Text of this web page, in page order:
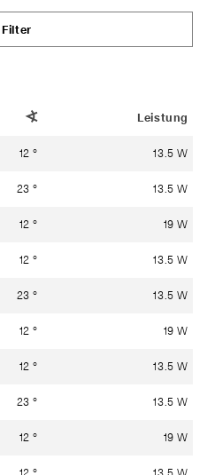
Filter
Ausstrahlwinkel Leistung
9016
12 ° 13.5 W
9016
23 ° 13.5 W
9016
12 ° 19 W
9011
12 ° 13.5 W
9011
23 ° 13.5 W
9011
12 ° 19 W
9016
12 ° 13.5 W
9016
23 ° 13.5 W
9016
12 ° 19 W
12 ° 13.5 W